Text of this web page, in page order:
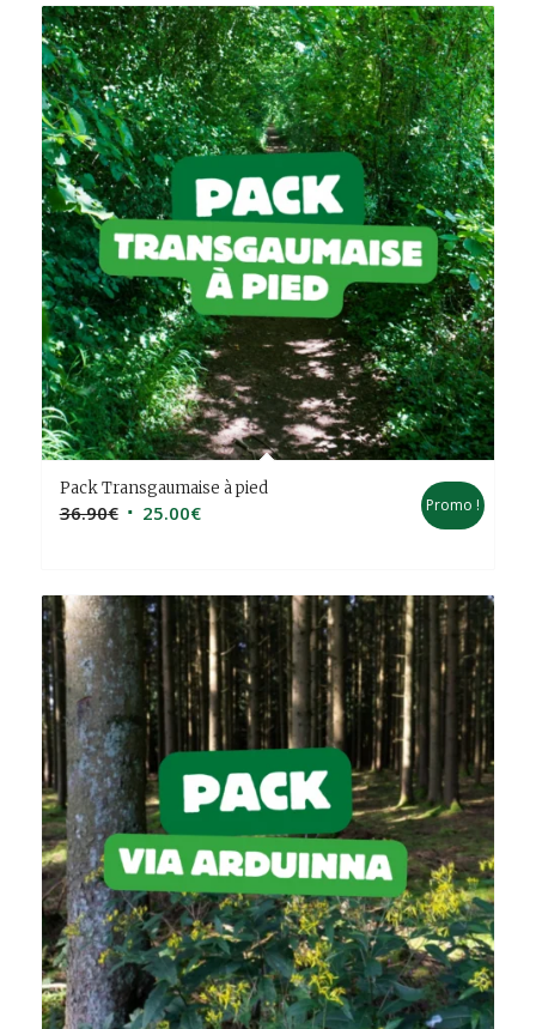
Pack Transgaumaise à pied
36.90€ Le
était :
36.90€.
25.00€Le
est :
25.00€.
Promo !